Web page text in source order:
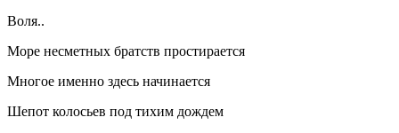
Воля..
Море несметных братств простирается
Многое именно здесь начинается
Шепот колосьев под тихим дождем